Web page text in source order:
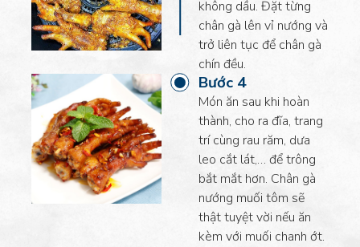
Sả
Sữa đặc
2 muỗng
không dầu. Đặt từng
chân gà lên vỉ nướng và
trở liên tục để chân gà
chín đều.
Bước 4
Món ăn sau khi hoàn
thành, cho ra đĩa, trang
trí cùng rau răm, dưa
leo cắt lát,… để trông
bắt mắt hơn. Chân gà
nướng muối tôm sẽ
thật tuyệt vời nếu ăn
kèm với muối chanh ớt.